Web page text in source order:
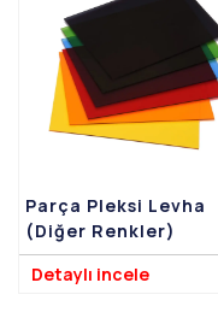
Parça Pleksi Levha
(Diğer Renkler)
Detaylı incele